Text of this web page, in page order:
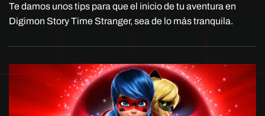
Te damos unos tips para que el inicio de tu aventura en
Digimon Story Time Stranger, sea de lo más tranquila.